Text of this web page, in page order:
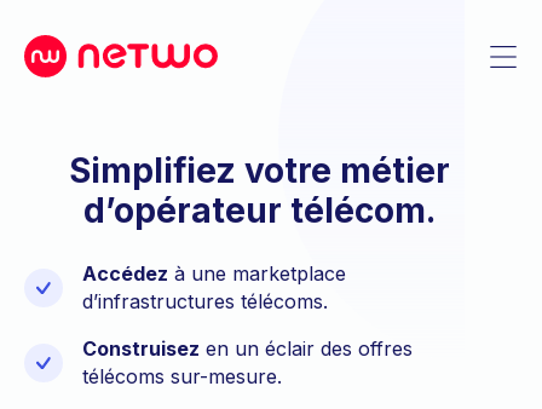
Simplifiez votre métier
d’opérateur télécom.
Accédez à une marketplace
d’infrastructures télécoms.
Construisez en un éclair des offres
télécoms sur-mesure.